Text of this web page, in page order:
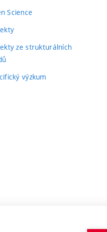
Science
ze strukturálních
výzkum